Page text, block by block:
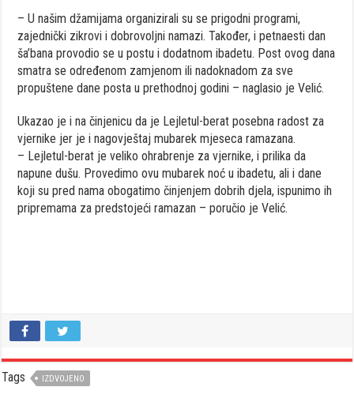
– U našim džamijama organizirali su se prigodni programi,
zajednički zikrovi i dobrovoljni namazi. Također, i petnaesti dan
ša’bana provodio se u postu i dodatnom ibadetu. Post ovog dana
smatra se određenom zamjenom ili nadoknadom za sve
propuštene dane posta u prethodnoj godini – naglasio je Velić.
Ukazao je i na činjenicu da je Lejletul-berat posebna radost za
vjernike jer je i nagovještaj mubarek mjeseca ramazana.
– Lejletul-berat je veliko ohrabrenje za vjernike, i prilika da
napune dušu. Provedimo ovu mubarek noć u ibadetu, ali i dane
koji su pred nama obogatimo činjenjem dobrih djela, ispunimo ih
pripremama za predstojeći ramazan – poručio je Velić.
Tags IZDVOJENO